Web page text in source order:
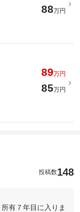
88万円
89万円
85万円
投稿数148
有７年目に入りま